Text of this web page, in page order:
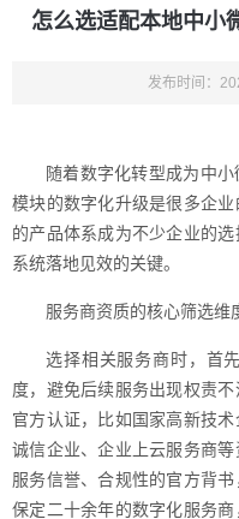
怎么选适配本地中小
发布时间：
随着数字化转型成为中
模块的数字化升级是很多企
的产品体系成为不少企业的
系统落地见效的关键。
服务商资质的核心筛选维
选择相关服务商时，首
度，避免后续服务出现权责
官方认证，比如国家高新技
诚信企业、企业上云服务商等
服务信誉、合规性的官方背
保定二十余年的数字化服务